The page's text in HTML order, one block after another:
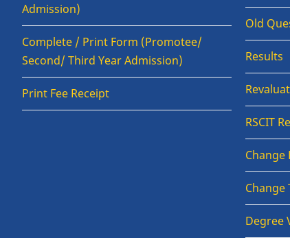
Admission)
Complete / Print Form (Promotee/
Second/ Third Year Admission)
Print Fee Receipt
Old
Results
RSCIT
Change
Change
Degree